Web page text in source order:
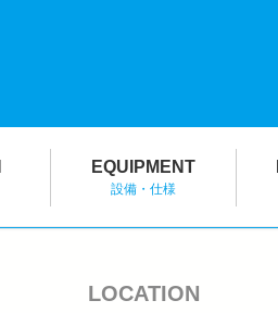
EQUIPMENT
設備・仕様
LOCATION